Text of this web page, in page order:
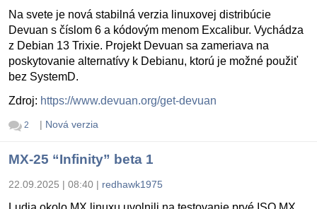
Na svete je nová stabilná verzia linuxovej distribúcie
Devuan s číslom 6 a kódovým menom Excalibur. Vychádza
z Debian 13 Trixie. Projekt Devuan sa zameriava na
poskytovanie alternatívy k Debianu, ktorú je možné použiť
bez SystemD.
Zdroj: https://www.devuan.org/get-devuan
2 | Nová verzia
MX-25 “Infinity” beta 1
22.09.2025 | 08:40 | redhawk1975